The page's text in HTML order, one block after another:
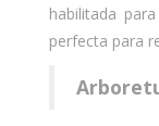
habilitada
perfecta para